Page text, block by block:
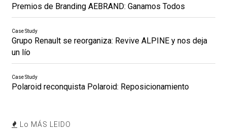
Premios de Branding AEBRAND: Ganamos Todos
Case Study
Grupo Renault se reorganiza: Revive ALPINE y nos deja
un lío
Case Study
Polaroid reconquista Polaroid: Reposicionamiento
Lo MÁS LEIDO